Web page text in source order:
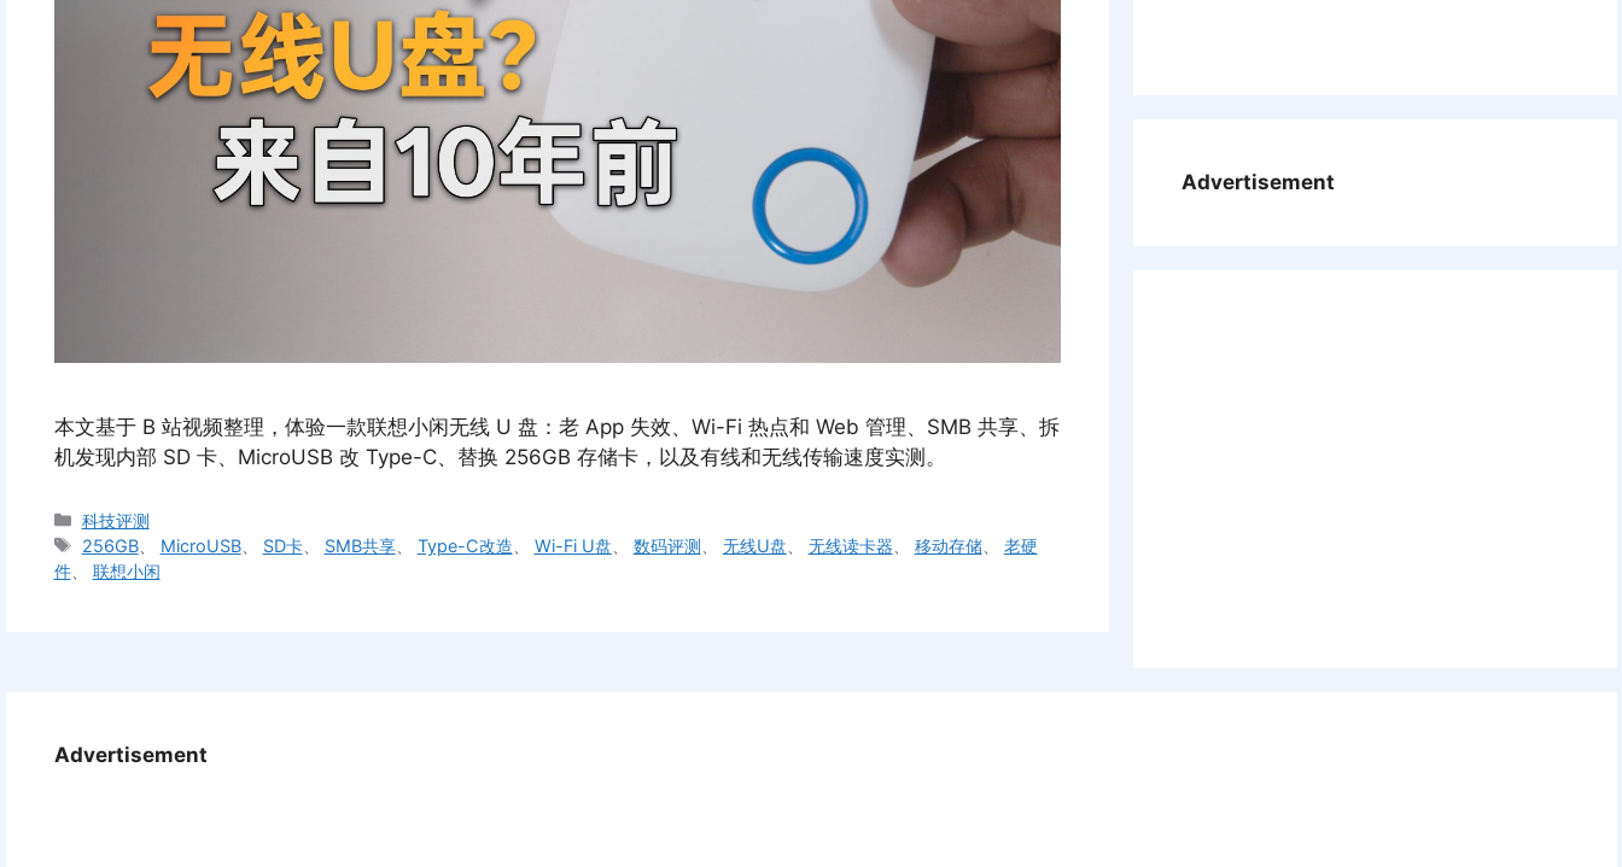
本文基于 B 站视频整理，体验一款联想小闲无线 U 盘：老 App 失效、Wi-Fi 热点和 Web 管理、SMB 共享、拆
机发现内部 SD 卡、MicroUSB 改 Type-C、替换 256GB 存储卡，以及有线和无线传输速度实测。
分
类
科技评测
标
签
256GB、 MicroUSB、 SD卡、 SMB共享、 Type-C改造 Wi-Fi U盘 数码评测 无线U盘 无线读卡器 移动存储、 老硬
件、 联想小闲
Advertisement
Advertisement